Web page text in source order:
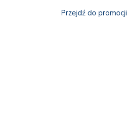
Przejdź do promocji